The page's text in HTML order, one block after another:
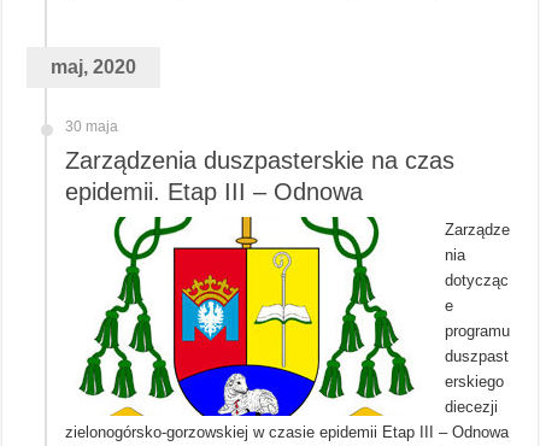
maj, 2020
30 maja
Zarządzenia duszpasterskie na czas
epidemii. Etap III – Odnowa
Zarządze
nia
dotycząc
e
programu
duszpast
erskiego
diecezji
zielonogórsko-gorzowskiej w czasie epidemii Etap III – Odnowa